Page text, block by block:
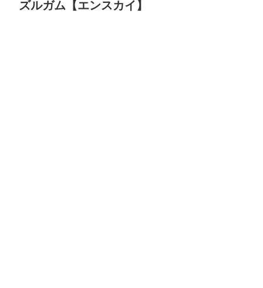
ズルガム【エンスカイ】